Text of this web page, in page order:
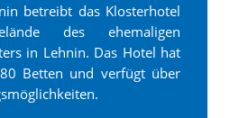
betreibt das Klosterhotel
des ehemaligen
in Lehnin. Das Hotel hat
Betten und verfügt über